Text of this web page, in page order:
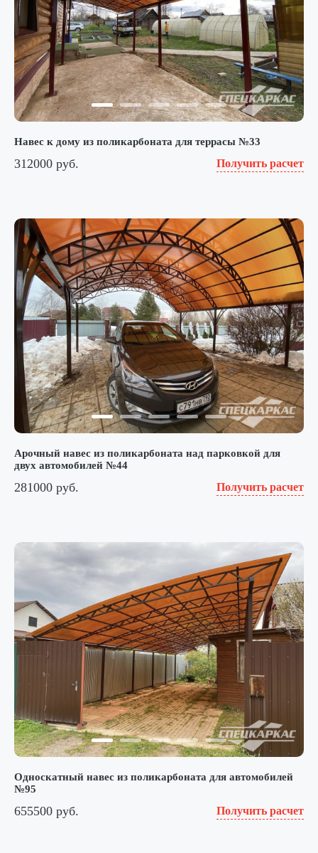
Навес к дому из поликарбоната для террасы №33
312000 руб. Получить расчет
Арочный навес из поликарбоната над парковкой для
двух автомобилей №44
281000 руб. Получить расчет
Односкатный навес из поликарбоната для автомобилей
№95
655500 руб. Получить расчет